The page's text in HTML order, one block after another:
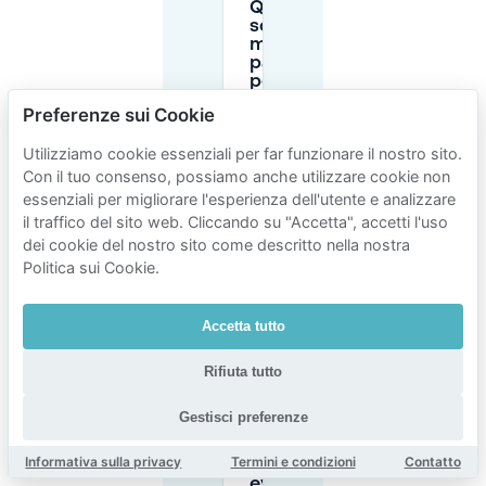
Qual è la
scelta
migliore di
parcheggio
per
Social Hub
Rotterdam?
Come
posso
strada
vicino a The
Social Hub
posso
Preferenze sui Cookie
Utilizziamo cookie essenziali per far funzionare il nostro sito.
Con il tuo consenso, possiamo anche utilizzare cookie non
essenziali per migliorare l'esperienza dell'utente e analizzare
il traffico del sito web. Cliccando su "Accetta", accetti l'uso
dei cookie del nostro sito come descritto nella nostra
Politica sui Cookie.
Accetta tutto
Rifiuta tutto
Gestisci preferenze
Informativa sulla privacy Termini e condizioni Contatto